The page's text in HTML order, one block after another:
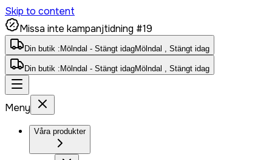
Skip to content
Missa inte kampanjtidning #19
Din butik : Mölndal - Stängt idagMölndal , Stängt idag
Din butik : Mölndal - Stängt idagMölndal , Stängt idag
Meny
Våra produkter